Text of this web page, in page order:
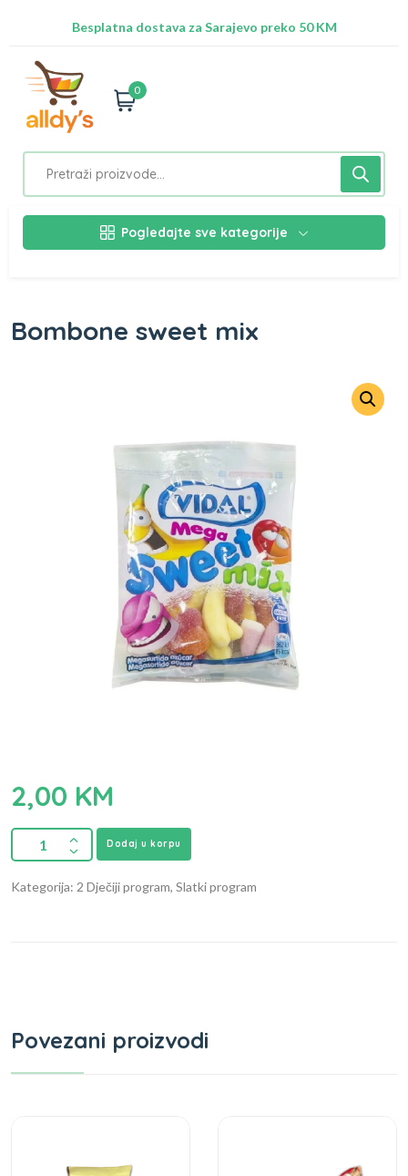
Besplatna dostava za Sarajevo preko 50 KM
0
Pogledajte sve kategorije
Bombone sweet mix
2,00 KM
Dodaj u korpu
Kategorija: 2 Dječiji program, Slatki program
Povezani proizvodi